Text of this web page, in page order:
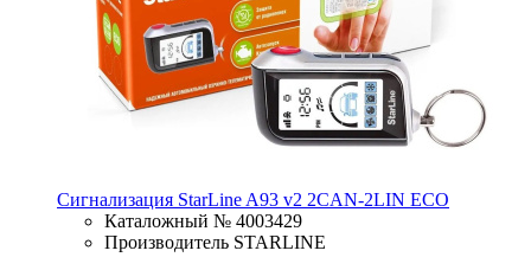
Сигнализация StarLine A93 v2 2CAN-2LIN ECO
Каталожный № 4003429
Производитель STARLINE